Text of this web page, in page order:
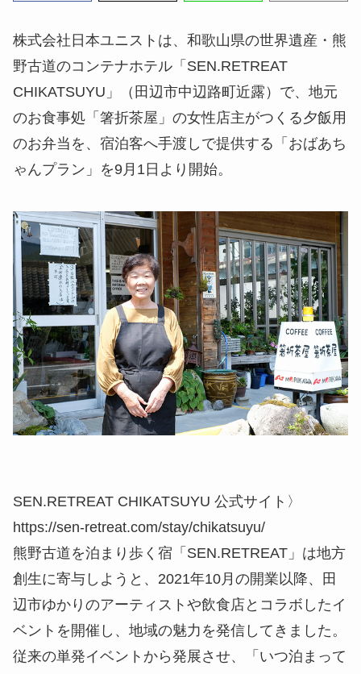
株式会社日本ユニストは、和歌山県の世界遺産・熊
野古道のコンテナホテル「SEN.RETREAT
CHIKATSUYU」（田辺市中辺路町近露）で、地元
のお食事処「箸折茶屋」の女性店主がつくる夕飯用
のお弁当を、宿泊客へ手渡しで提供する「おばあち
ゃんプラン」を9月1日より開始。
SEN.RETREAT CHIKATSUYU 公式サイト〉
https://sen-retreat.com/stay/chikatsuyu/
熊野古道を泊まり歩く宿「SEN.RETREAT」は地方
創生に寄与しようと、2021年10月の開業以降、田
辺市ゆかりのアーティストや飲食店とコラボしたイ
ベントを開催し、地域の魅力を発信してきました。
従来の単発イベントから発展させ、「いつ泊まって